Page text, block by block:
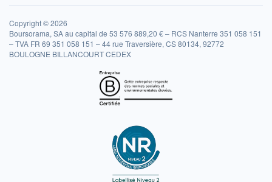
Copyright © 2026
Boursorama, SA au capital de 53 576 889,20 € – RCS Nanterre 351 058 151
– TVA FR 69 351 058 151 – 44 rue Traversière, CS 80134, 92772
BOULOGNE BILLANCOURT CEDEX